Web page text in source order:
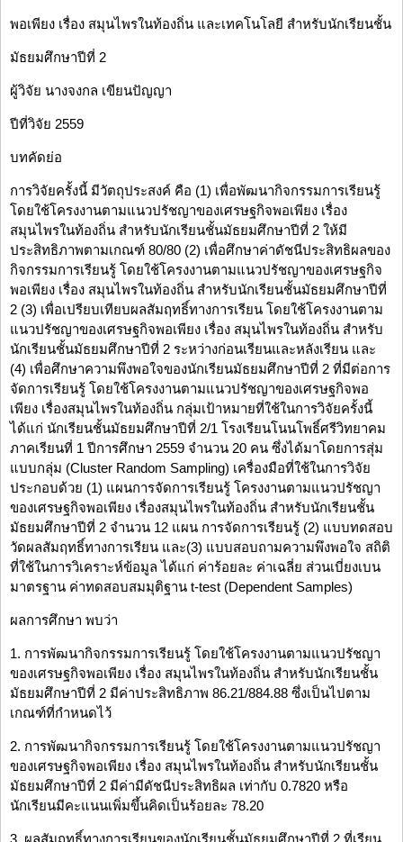
พอเพียง เรื่อง สมุนไพรในท้องถิ่น และเทคโนโลยี สำหรับนักเรียนชั้น
มัธยมศึกษาปีที่ 2
ผู้วิจัย นางจงกล เขียนปัญญา
ปีที่วิจัย 2559
บทคัดย่อ
การวิจัยครั้งนี้ มีวัตถุประสงค์ คือ (1) เพื่อพัฒนากิจกรรมการเรียนรู้
โดยใช้โครงงานตามแนวปรัชญาของเศรษฐกิจพอเพียง เรื่อง
สมุนไพรในท้องถิ่น สำหรับนักเรียนชั้นมัธยมศึกษาปีที่ 2 ให้มี
ประสิทธิภาพตามเกณฑ์ 80/80 (2) เพื่อศึกษาค่าดัชนีประสิทธิผลของ
กิจกรรมการเรียนรู้ โดยใช้โครงงานตามแนวปรัชญาของเศรษฐกิจ
พอเพียง เรื่อง สมุนไพรในท้องถิ่น สำหรับนักเรียนชั้นมัธยมศึกษาปีที่
2 (3) เพื่อเปรียบเทียบผลสัมฤทธิ์ทางการเรียน โดยใช้โครงงานตาม
แนวปรัชญาของเศรษฐกิจพอเพียง เรื่อง สมุนไพรในท้องถิ่น สำหรับ
นักเรียนชั้นมัธยมศึกษาปีที่ 2 ระหว่างก่อนเรียนและหลังเรียน และ
(4) เพื่อศึกษาความพึงพอใจของนักเรียนมัธยมศึกษาปีที่ 2 ที่มีต่อการ
จัดการเรียนรู้ โดยใช้โครงงานตามแนวปรัชญาของเศรษฐกิจพอ
เพียง เรื่องสมุนไพรในท้องถิ่น กลุ่มเป้าหมายที่ใช้ในการวิจัยครั้งนี้
ได้แก่ นักเรียนชั้นมัธยมศึกษาปีที่ 2/1 โรงเรียนโนนโพธิ์ศรีวิทยาคม
ภาคเรียนที่ 1 ปีการศึกษา 2559 จำนวน 20 คน ซึ่งได้มาโดยการสุ่ม
แบบกลุ่ม (Cluster Random Sampling) เครื่องมือที่ใช้ในการวิจัย
ประกอบด้วย (1) แผนการจัดการเรียนรู้ โครงงานตามแนวปรัชญา
ของเศรษฐกิจพอเพียง เรื่องสมุนไพรในท้องถิ่น สำหรับนักเรียนชั้น
มัธยมศึกษาปีที่ 2 จำนวน 12 แผน การจัดการเรียนรู้ (2) แบบทดสอบ
วัดผลสัมฤทธิ์ทางการเรียน และ(3) แบบสอบถามความพึงพอใจ สถิติ
ที่ใช้ในการวิเคราะห์ข้อมูล ได้แก่ ค่าร้อยละ ค่าเฉลี่ย ส่วนเบี่ยงเบน
มาตรฐาน ค่าทดสอบสมมุติฐาน t-test (Dependent Samples)
ผลการศึกษา พบว่า
1. การพัฒนากิจกรรมการเรียนรู้ โดยใช้โครงงานตามแนวปรัชญา
ของเศรษฐกิจพอเพียง เรื่อง สมุนไพรในท้องถิ่น สำหรับนักเรียนชั้น
มัธยมศึกษาปีที่ 2 มีค่าประสิทธิภาพ 86.21/884.88 ซึ่งเป็นไปตาม
เกณฑ์ที่กำหนดไว้
2. การพัฒนากิจกรรมการเรียนรู้ โดยใช้โครงงานตามแนวปรัชญา
ของเศรษฐกิจพอเพียง เรื่อง สมุนไพรในท้องถิ่น สำหรับนักเรียนชั้น
มัธยมศึกษาปีที่ 2 มีค่ามีดัชนีประสิทธิผล เท่ากับ 0.7820 หรือ
นักเรียนมีคะแนนเพิ่มขึ้นคิดเป็นร้อยละ 78.20